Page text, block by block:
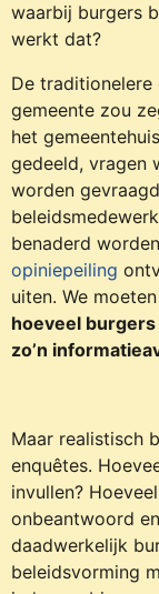
waarbij burgers
werkt dat?
De traditionelere
gemeente zou
het
gedeeld, vragen
worden
benaderd
opiniepeiling
uiten. We
hoeveel
zo’n
Maar realistisch
enquêtes.
invullen?
onbeantwoord
daadwerkelijk
beleidsvorming